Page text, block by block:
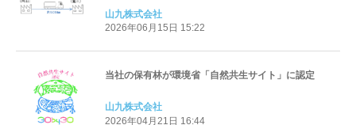
山九株式会社
2026年06月15日 15:22
当社の保有林が環境省「自然共生サイト」に認定
山九株式会社
2026年04月21日 16:44